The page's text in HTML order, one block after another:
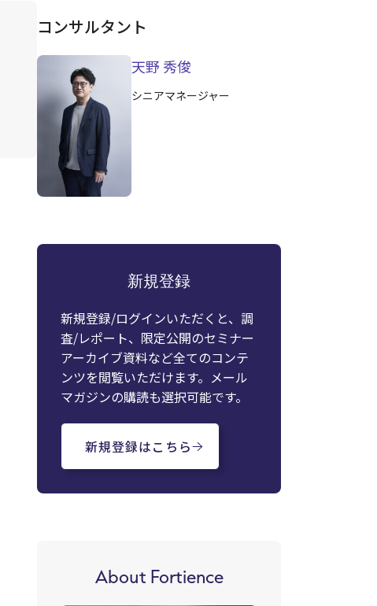
コンサルタント
天野 秀俊
シニアマネージャー
新規登録
新規登録/ログインいただくと、調
査/レポート、限定公開のセミナー
アーカイブ資料など全てのコンテ
ンツを閲覧いただけます。メール
マガジンの購読も選択可能です。
新規登録はこちら
About Fortience